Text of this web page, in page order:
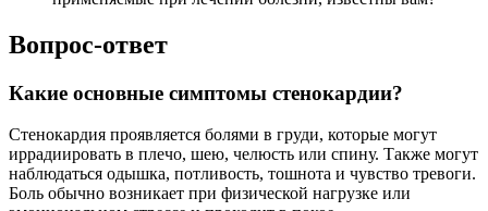
Вопрос-ответ
Какие основные симптомы стенокардии?
Стенокардия проявляется болями в груди, которые могут
иррадиировать в плечо, шею, челюсть или спину. Также могут
наблюдаться одышка, потливость, тошнота и чувство тревоги.
Боль обычно возникает при физической нагрузке или